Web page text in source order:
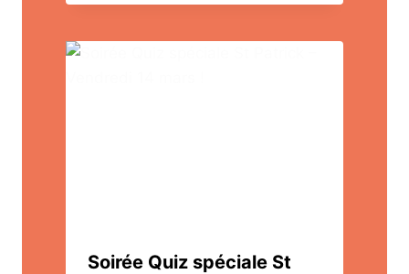
Soirée Quiz spéciale St